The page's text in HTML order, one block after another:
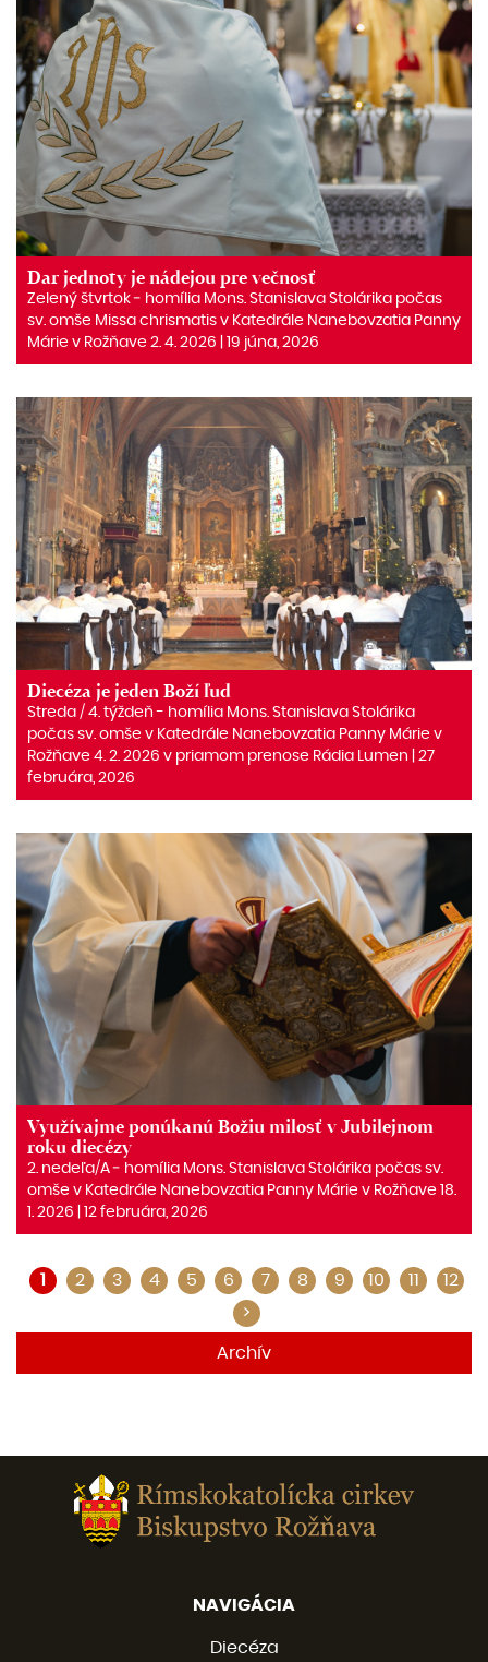
Dar jednoty je nádejou pre večnosť
Zelený štvrtok ‒ homília Mons. Stanislava Stolárika počas
sv. omše Missa chrismatis v Katedrále Nanebovzatia Panny
Márie v Rožňave 2. 4. 2026 | 19 júna, 2026
Diecéza je jeden Boží ľud
Streda / 4. týždeň - homília Mons. Stanislava Stolárika
počas sv. omše v Katedrále Nanebovzatia Panny Márie v
Rožňave 4. 2. 2026 v priamom prenose Rádia Lumen | 27
februára, 2026
Využívajme ponúkanú Božiu milosť v Jubilejnom
roku diecézy
2. nedeľa/A ‒ homília Mons. Stanislava Stolárika počas sv.
omše v Katedrále Nanebovzatia Panny Márie v Rožňave 18.
1. 2026 | 12 februára, 2026
1 2 3 4 5 6 7 8 9 10 11
12
>
Archív
NAVIGÁCIA
Diecéza